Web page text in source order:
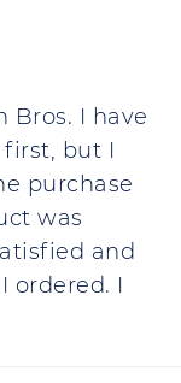
Bros. I have
but I
purchase
was
and
ordered. I